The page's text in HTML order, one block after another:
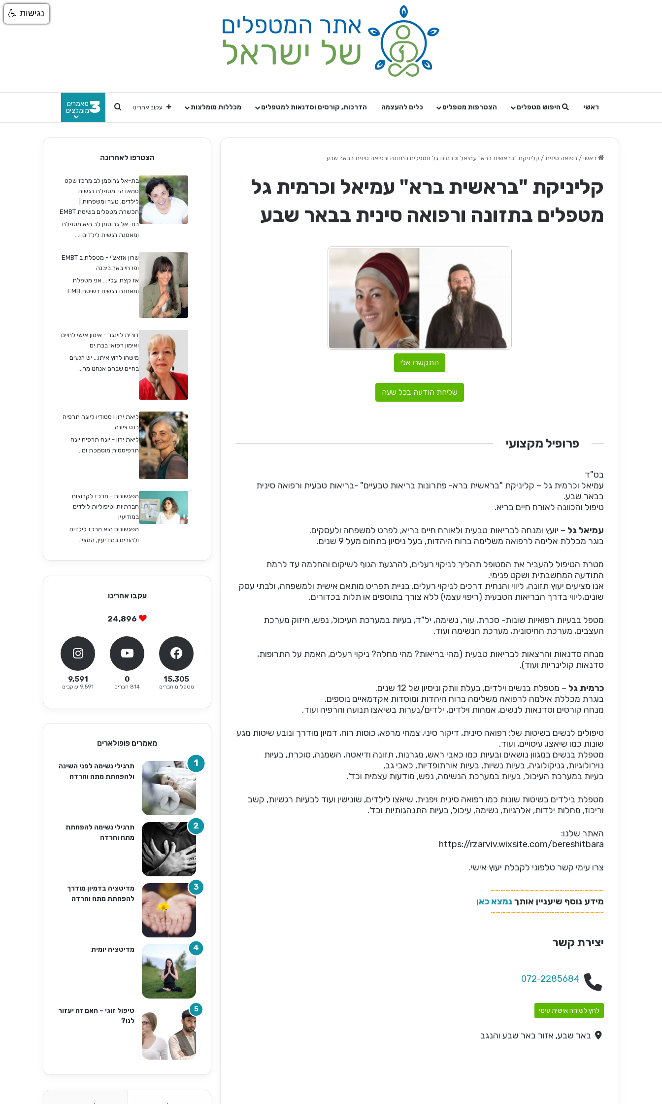
ראשי חיפוש מטפלים הצטרפות מטפלים כלים להעצמה הדרכות, קורסים וסדנאות למטפלים מכללות מומלצות עקוב אחרינו חפש3מאמרים
מומלצים
ראשי / רפואה סינית / קליניקת "בראשית ברא" עמיאל וכרמית גל מטפלים בתזונה ורפואה סינית בבאר שבע
קליניקת "בראשית ברא" עמיאל וכרמית גל
מטפלים בתזונה ורפואה סינית בבאר שבע
התקשרו אלי
שליחת הודעה בכל שעה
פרופיל מקצועי
בס"ד
עמיאל וכרמית גל – קליניקת "בראשית ברא- פתרונות בריאות טבעיים" -בריאות טבעית ורפואה סינית
בבאר שבע.
טיפול והכוונה לאורח חיים בריא.
עמיאל גל – יועץ ומנחה לבריאות טבעית ולאורח חיים בריא, לפרט למשפחה ולעסקים.
בוגר מכללת אלימה לרפואה משלימה ברוח היהדות, בעל ניסיון בתחום מעל 9 שנים.
מטרת הטיפול להעביר את המטופל תהליך לניקוי רעלים, להרגעת הגוף לשיקום והחלמה עד לרמת
התודעה המחשבתית ושקט פנימי.
אנו מציעים יעוץ תזונה, ליווי והנחית דרכים לניקוי רעלים. בניית תפריט מותאם אישית ולמשפחה, ולבתי עסק
שונים,ליווי בדרך הבריאות הטבעית (ריפוי עצמי) ללא צורך בתוספים או תלות בכדורים.
מטפל בבעיות רפואיות שונות- סכרת, עור, נשימה, יל"ד, בעיות במערכת העיכול, נפש, חיזוק מערכת
העצבים, מערכת החיסונית, מערכת הנשימה ועוד.
מנחה סדנאות והרצאות לבריאות טבעית (מהי בריאות? מהי מחלה? ניקוי רעלים, האמת על התרופות,
סדנאות קולינריות ועוד).
כרמית גל – מטפלת בנשים וילדים, בעלת וותק וניסיון של 12 שנים.
בוגרת מכללת אילמה לרפואה משלימה ברוח היהדות ומוסדות אקדמאיים נוספים.
מנחה קורסים וסדנאות לנשים, אמהות וילדים, ילדים/נערות בשיאצו תנועה והרפיה ועוד.
טיפולים לנשים בשיטות של: רפואה סינית, דיקור סיני, צמחי מרפא, כוסות רוח, דמיון מודרך ונובע שיטות מגע
שונות כמו שיאצו, עיסויים, ועוד.
מטפלת בנשים במגוון נושאים ובעיות כמו כאבי ראש, מגרנות, תזונה ודיאטה, השמנה, סוכרת, בעיות
נוירולוגיות, גניקולוגיה, בעיות נשיות, בעיות אורתופדיות, כאבי גב,
בעיות במערכת העיכול, בעיות במערכת הנשימה, נפש, מודעות עצמית וכד'.
מטפלת בילדים בשיטות שונות כמו רפואה סינית ויפנית, שיאצו לילדים, שונישין ועוד לבעיות רגשיות, קשב
וריכוז, מחלות ילדות, אלרגיות, נשימה, עיכול, בעיות התנהגותיות וכד'.
האתר שלנו:
https://rzarviv.wixsite.com/bereshitbara
צרו עימי קשר טלפוני לקבלת יעוץ אישי.
~~~~~~~~~~~~~~~~~~~~~~~
מידע נוסף שיעניין אותך נמצא כאן
~~~~~~~~~~~~~~~~~~~~~~~
יצירת קשר
072-2285684
לחץ לשיחה אישית עימי
באר שבע, אזור באר שבע והנגב
הצטרפו לאחרונה
בת-אל גרוסמן לב מרכז שקט
סמאדהי. מטפלת רגשית
לילדים, נוער ומשפחות |
הכשרת מטפלים בשיטת EMBT
בת-אל גרוסמן לב היא מטפלת
ומאמנת רגשית לילדים ו...
שרון אזאצ'י - מטפלת ב EMBT
ופרחי באך ביבנה
אז קצת עליי... אני מטפלת
ומאמנת רגשית בשיטת EMB...
דורית לוינגר - אימון אישי לחיים
ואימון רפואי בבת ים
מישהו לרוץ איתו... יש רגעים
בחיים שבהם אנחנו מר...
ליאת ירון I סטודיו ליוגה תרפיה
בנס ציונה
ליאת ירון - יוגה תרפיה יוגה
תרפיסטית מוסמכת ומ...
מפגשונים - מרכז לקבוצות
חברתיות וטיפוליות לילדים
במודיעין
מפגשונים הוא מרכז לילדים
ולהורים במודיעין, המצי...
עקבו אחרינו
24,896
15,305
מטפלים חברים
0
814 חברים
9,591
9,591 עוקבים
מאמרים פופולארים
תרגילי נשימה לפני השינה
ולהפחתת מתח וחרדה
תרגילי נשימה להפחתת
מתח וחרדה
מדיטציה בדמיון מודרך
להפחתת מתח וחרדה
מדיטציה יומית
טיפול זוגי – האם זה יעזור
לנו?
נגישות